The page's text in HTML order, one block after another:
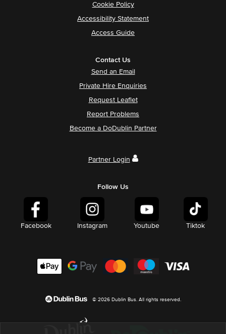
Cookie Policy
Accessibility Statement
Access Guide
Contact Us
Send an Email
Private Hire Enquiries
Request Leaflet
Report Problems
Become a DoDublin Partner
Partner Login
Follow Us
Facebook Instagram Youtube Tiktok
© 2026 Dublin Bus. All rights reserved.